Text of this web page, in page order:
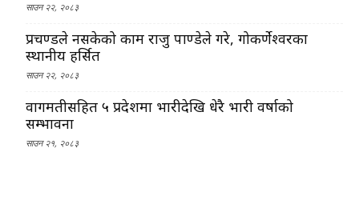
साउन २२, २०८३
प्रचण्डले नसकेको काम राजु पाण्डेले गरे, गोकर्णेश्वरका
स्थानीय हर्सित
साउन २२, २०८३
वागमतीसहित ५ प्रदेशमा भारीदेखि धेरै भारी वर्षाको
सम्भावना
साउन २१, २०८३